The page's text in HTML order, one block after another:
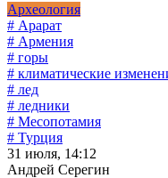
Археология
# Арарат
# Армения
# горы
# климатические
# лед
# ледники
# Месопотамия
# Турция
31 июля, 14:12
Андрей Серегин